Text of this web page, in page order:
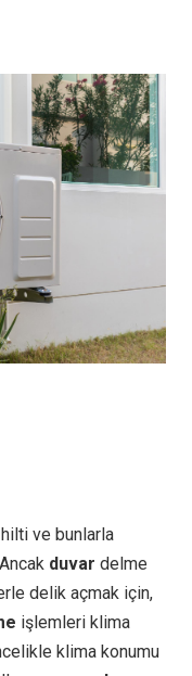
ve bunlarla
duvar delme
delik açmak için,
işlemleri klima
klima konumu